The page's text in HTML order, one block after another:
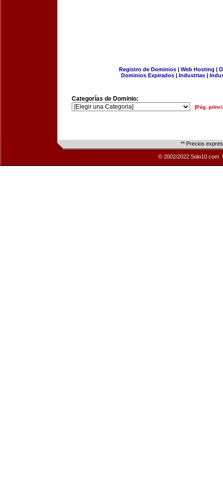
Registro de Dominios| Web Hosting |
Dominios Expirados | Industrias |
Categorías de Dominio:
[Pág.
** Precios
© 2002/2022 Solo10.com